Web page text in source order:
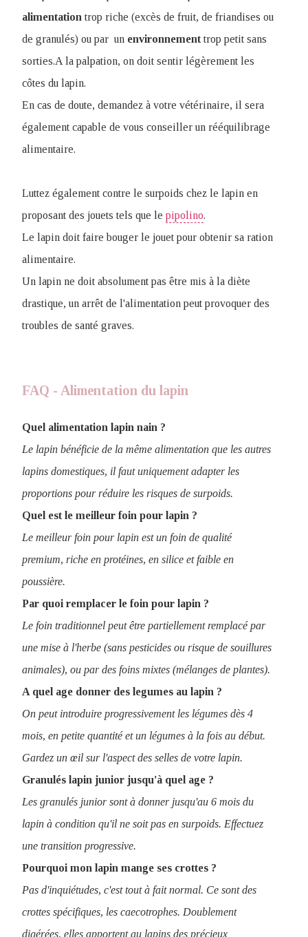
alimentation trop riche (excès de fruit, de friandises ou
de granulés) ou par un environnementtrop petit sans
sorties.A la palpation, on doit sentir légèrement les
côtes du lapin.
En cas de doute, demandez à votre vétérinaire, il sera
également capable de vous conseiller un rééquilibrage
alimentaire.
Luttez également contre le surpoids chez le lapin en
proposant des jouets tels que le pipolino.
Le lapin doit faire bouger le jouet pour obtenir sa ration
alimentaire.
Un lapin ne doit absolument pas être mis à la diète
drastique, un arrêt de l'alimentation peut provoquer des
troubles de santé graves.
FAQ - Alimentation du lapin
Quel alimentation lapin nain ?
Le lapin bénéficie de la même alimentation que les autres
lapins domestiques, il faut uniquement adapter les
proportions pour réduire les risques de surpoids.
Quel est le meilleur foin pour lapin ?
Le meilleur foin pour lapin est un foin de qualité
premium, riche en protéines, en silice et faible en
poussière.
Par quoi remplacer le foin pour lapin ?
Le foin traditionnel peut être partiellement remplacé par
une mise à l'herbe (sans pesticides ou risque de souillures
animales), ou par des foins mixtes (mélanges de plantes).
A quel age donner des legumes au lapin ?
On peut introduire progressivement les légumes dès 4
mois, en petite quantité et un légumes à la fois au début.
Gardez un œil sur l'aspect des selles de votre lapin.
Granulés lapin junior jusqu'à quel age ?
Les granulés junior sont à donner jusqu'au 6 mois du
lapin à condition qu'il ne soit pas en surpoids. Effectuez
une transition progressive.
Pourquoi mon lapin mange ses crottes ?
Pas d'inquiétudes, c'est tout à fait normal. Ce sont des
crottes spécifiques, les caecotrophes. Doublement
digérées, elles apportent au lapins des précieux